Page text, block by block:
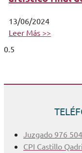
13/06/2024
Leer Más >>
Juzgado 976
CPI Castillo